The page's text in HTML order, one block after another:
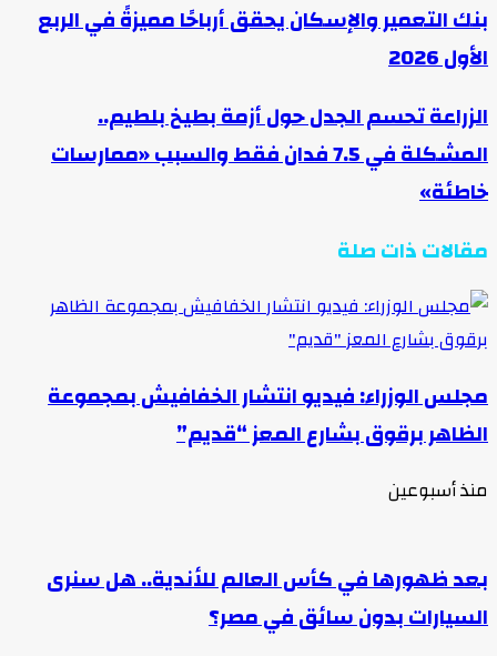
بنك التعمير والإسكان يحقق أرباحًا مميزةً في الربع
الأول 2026
الزراعة تحسم الجدل حول أزمة بطيخ بلطيم..
المشكلة في 7.5 فدان فقط والسبب «ممارسات
خاطئة»
مقالات ذات صلة
مجلس الوزراء: فيديو انتشار الخفافيش بمجموعة
الظاهر برقوق بشارع المعز “قديم”
منذ أسبوعين
بعد ظهورها في كأس العالم للأندية.. هل سنرى
السيارات بدون سائق في مصر؟